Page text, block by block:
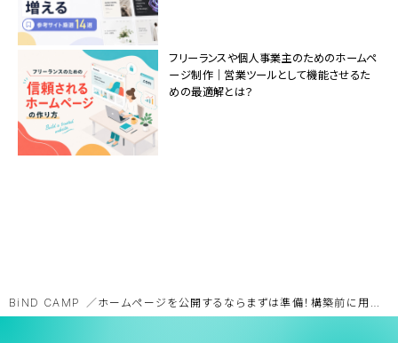
フリーランスや個人事業主のためのホームペ
ージ制作｜営業ツールとして機能させるた
めの最適解とは？
BiND CAMP ホームページを公開するならまずは準備！構築前に用意したいもの一覧